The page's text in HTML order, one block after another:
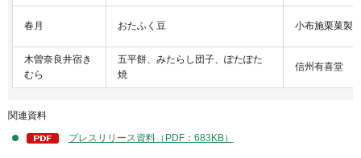
春月 おたふく豆 小布施栗菓製
木曽奈良井宿き
むら
五平餅、みたらし団子、ぽたぽた
焼
信州有喜堂
関連資料
プレスリリース資料（PDF：683KB）